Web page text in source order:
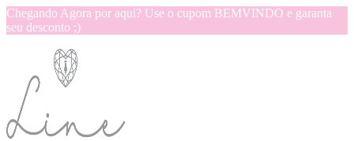
Chegando Agora por aqui? Use o cupom BEMVINDO e garanta
seu desconto ;)